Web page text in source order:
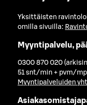
Yksittäisten
omilla sivuilla:
Myyntipalvelu,
0300 870 020
51 snt/min + pvm/
Myyntipalveluiden